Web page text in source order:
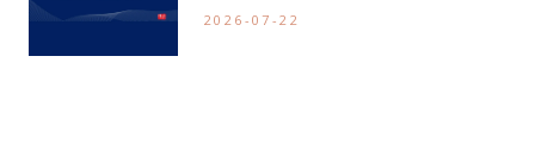
2026-07-22